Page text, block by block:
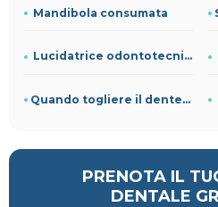
Mandibola consumata
Lucidatrice odontotecnico
Quando togliere il dente del giudizio
PRENOTA IL
DENTALE